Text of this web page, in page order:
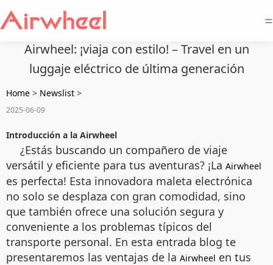
=
Airwheel: ¡viaja con estilo! – Travel en un
luggaje eléctrico de última generación
Home > Newslist >
2025-06-09
Introducción a la Airwheel
¿Estás buscando un compañero de viaje
versátil y eficiente para tus aventuras? ¡La Airwheel
es perfecta! Esta innovadora maleta electrónica
no solo se desplaza con gran comodidad, sino
que también ofrece una solución segura y
conveniente a los problemas típicos del
transporte personal. En esta entrada blog te
presentaremos las ventajas de la Airwheel en tus